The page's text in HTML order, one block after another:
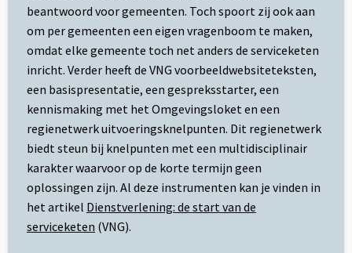
beantwoord voor gemeenten. Toch spoort zij ook aan
om per gemeenten een eigen vragenboom te maken,
omdat elke gemeente toch net anders de serviceketen
inricht. Verder heeft de VNG voorbeeldwebsiteteksten,
een basispresentatie, een gespreksstarter, een
kennismaking met het Omgevingsloket en een
regienetwerk uitvoeringsknelpunten. Dit regienetwerk
biedt steun bij knelpunten met een multidisciplinair
karakter waarvoor op de korte termijn geen
oplossingen zijn. Al deze instrumenten kan je vinden in
het artikel Dienstverlening: de start van de
serviceketen (VNG).